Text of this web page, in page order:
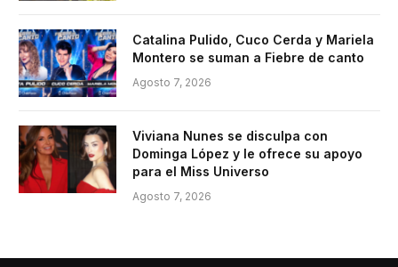
Catalina Pulido, Cuco Cerda y Mariela
Montero se suman a Fiebre de canto
Agosto 7, 2026
Viviana Nunes se disculpa con
Dominga López y le ofrece su apoyo
para el Miss Universo
Agosto 7, 2026